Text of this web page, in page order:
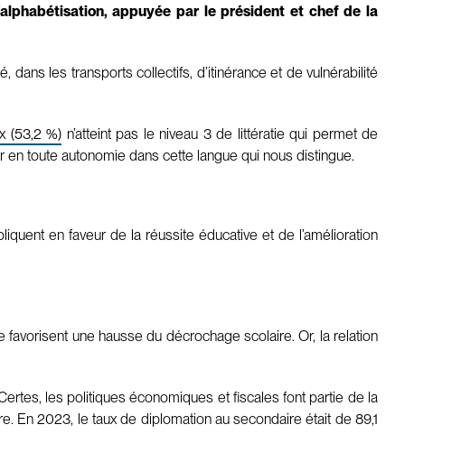
appuyée par le président et chef de la
dans les transports collectifs, d’itinérance et de vulnérabilité
(53,2 %) n’atteint pas le niveau 3 de littératie qui permet de
toute autonomie dans cette langue qui nous distingue.
en faveur de la réussite éducative et de l’amélioration
une hausse du décrochage scolaire. Or, la relation
les politiques économiques et fiscales font partie de la
En 2023, le taux de diplomation au secondaire était de 89,1